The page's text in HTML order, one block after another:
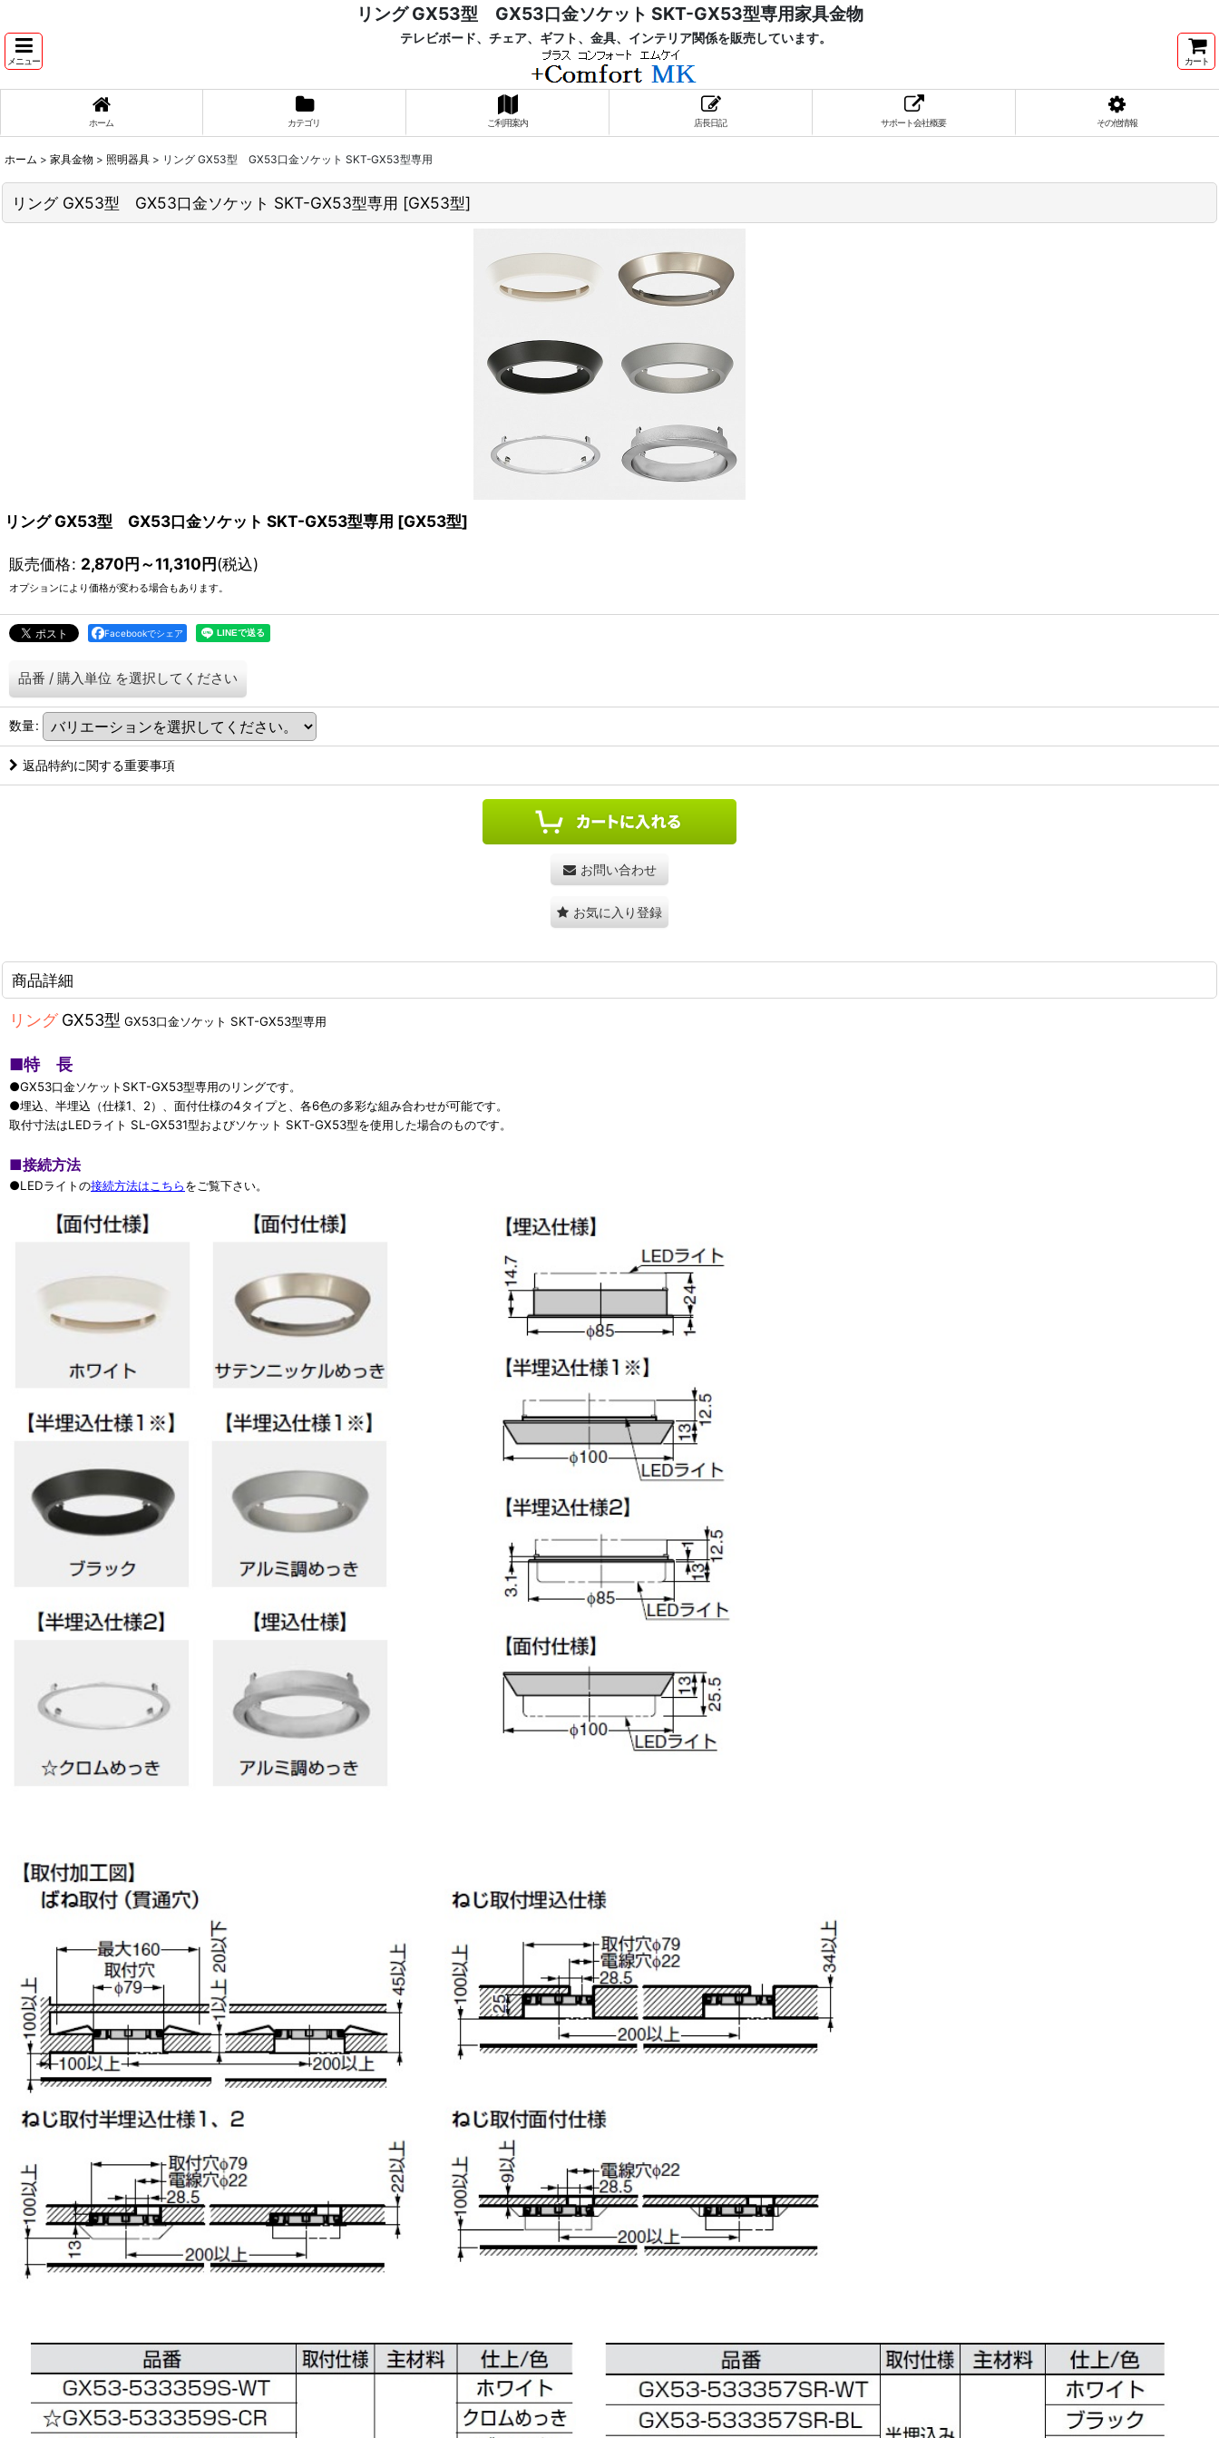
リング GX53型 GX53口金ソケット SKT-GX53型専用家具金物
メニュー
テレビボード、チェア、ギフト、金具、インテリア関係を販売しています。
カート
ホーム カテゴリ ご利用案内 店長日記 サポート会社概要 その他情報
ホーム > 家具金物 > 照明器具 > リング GX53型 GX53口金ソケット SKT-GX53型専用
リング GX53型 GX53口金ソケット SKT-GX53型専用 [GX53型]
リング GX53型 GX53口金ソケット SKT-GX53型専用 [GX53型]
販売価格: 2,870円～11,310円(税込)
オプションにより価格が変わる場合もあります。
Facebookでシェア
品番 / 購入単位 を選択してください
数量:
返品特約に関する重要事項
お問い合わせ
お気に入り登録
商品詳細
リング GX53型 GX53口金ソケット SKT-GX53型専用
■特 長
●GX53口金ソケットSKT-GX53型専用のリングです。
●埋込、半埋込（仕様1、2）、面付仕様の4タイプと、各6色の多彩な組み合わせが可能です。
取付寸法はLEDライト SL-GX531型およびソケット SKT-GX53型を使用した場合のものです。
■接続方法
●LEDライトの接続方法はこちらをご覧下さい。